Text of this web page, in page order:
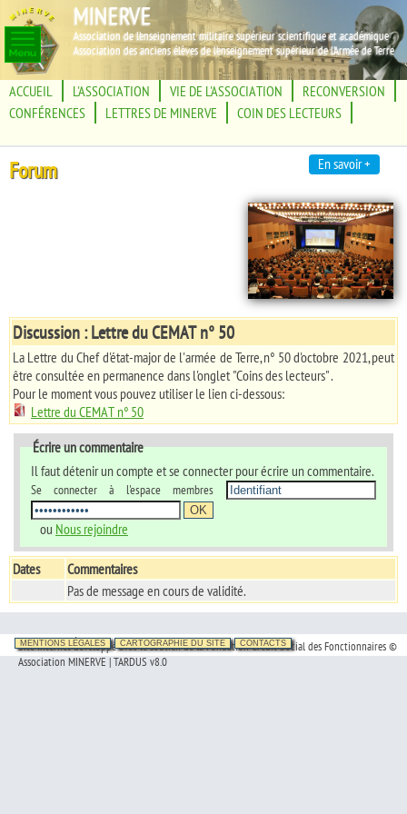
En savoir +
Association de l'enseignement militaire supérieur scientifique et académique
Association des anciens élèves de l'enseignement supérieur de l'Armée de Terre
MINERVE
ACCUEIL L'ASSOCIATION VIE DE L'ASSOCIATION
RECONVERSION
CONFÉRENCES
LETTRES DE MINERVE COIN DES LECTEURS
Forum
Discussion : Lettre du CEMAT n° 50
La Lettre du Chef d'état-major de l'armée de Terre, n° 50 d'octobre 2021, peut
être consultée en permanence dans l'onglet "Coins des lecteurs" .
Pour le moment vous pouvez utiliser le lien ci-dessous:
Lettre du CEMAT n° 50
Écrire un commentaire
Il faut détenir un compte et se connecter pour écrire un commentaire.
Se connecter à l'espace membres
ou Nous rejoindre
Dates
Commentaires
Pas de message en cours de validité.
MENTIONS LÉGALES CARTOGRAPHIE DU SITE CONTACTS
Site Internet développé avec le soutien de la Fondation Crédit Social des Fonctionnaires ©
Association MINERVE | TARDUS v8.0